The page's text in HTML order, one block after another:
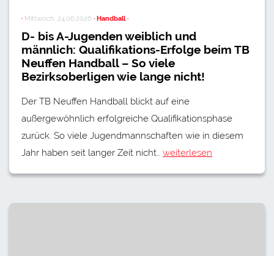
· Mittwoch, 24.06.2026 · Handball ·
D- bis A-Jugenden weiblich und
männlich: Qualifikations-Erfolge beim TB
Neuffen Handball – So viele
Bezirksoberligen wie lange nicht!
Der TB Neuffen Handball blickt auf eine
außergewöhnlich erfolgreiche Qualifikationsphase
zurück. So viele Jugendmannschaften wie in diesem
Jahr haben seit langer Zeit nicht… weiterlesen